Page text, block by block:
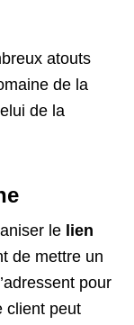
atouts
de la
de la
le lien
de mettre un
pour
client peut